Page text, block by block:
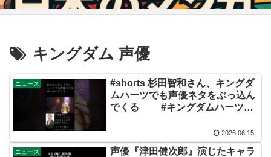
キングダム 声優
ニュース
#shorts 杉田智和さん、キングダ
ムハーツでも声優ネタをぶっ込ん
でくる #キングダムハーツ
2026.06.15
ニュース
声優『津田健次郎』演じたキャラ